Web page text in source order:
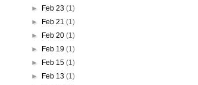
►
Feb 23(1)
►
Feb 21(1)
►
Feb 20(1)
►
Feb 19(1)
►
Feb 15(1)
►
Feb 13(1)